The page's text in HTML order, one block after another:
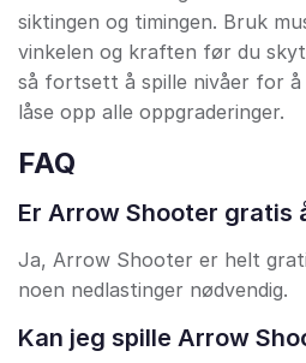
siktingen og timingen. Bruk
vinkelen og kraften før du
så fortsett å spille nivåer for
låse opp alle oppgraderinger.
FAQ
Er Arrow Shooter gratis
Ja, Arrow Shooter er helt
noen nedlastinger nødvendig.
Kan jeg spille Arrow